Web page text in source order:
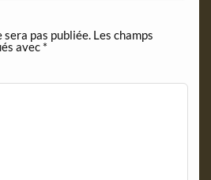
pas publiée. Les champs
avec *